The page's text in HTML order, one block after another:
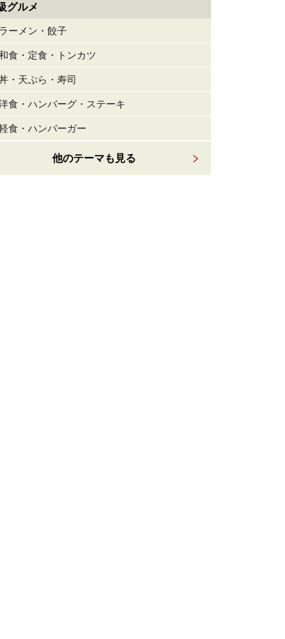
グルメ
ラーメン・餃子
食・定食・トンカツ
・天ぷら・寿司
食・ハンバーグ・ステーキ
食・ハンバーガー
他のテーマも見る